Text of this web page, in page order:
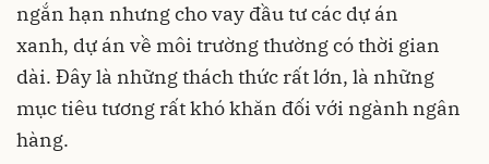
ngắn hạn nhưng cho vay đầu tư các dự án
xanh, dự án về môi trường thường có thời gian
dài. Đây là những thách thức rất lớn, là những
mục tiêu tương rất khó khăn đối với ngành ngân
hàng.